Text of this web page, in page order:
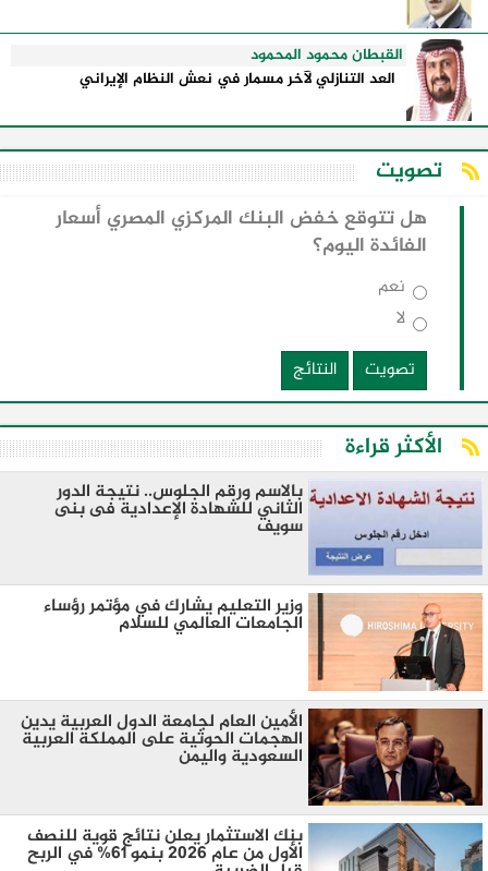
القبطان محمود المحمود
العد التنازلي لآخر مسمار في نعش النظام الإيراني
تصويت
هل تتوقع خفض البنك المركزي المصري أسعار
الفائدة اليوم؟
نعم
لا
تصويت
النتائج
الأكثر قراءة
بالاسم ورقم الجلوس.. نتيجة الدور
الثاني للشهادة الإعدادية فى بنى
سويف
وزير التعليم يشارك في مؤتمر رؤساء
الجامعات العالمي للسلام
الأمين العام لجامعة الدول العربية يدين
الهجمات الحوثية على المملكة العربية
السعودية واليمن
بنك الاستثمار يعلن نتائج قوية للنصف
الأول من عام 2026 بنمو 61% في الربح